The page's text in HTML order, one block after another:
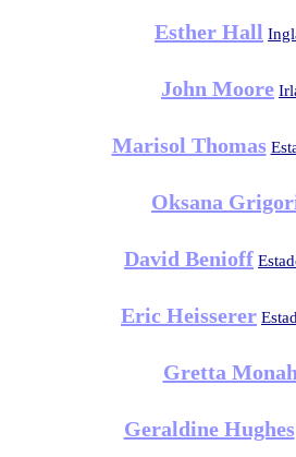
Esther Hall
John Moore
Marisol Thomas
Oksana
David Benioff
Eric Heisserer
Gretta
Geraldine Hughes